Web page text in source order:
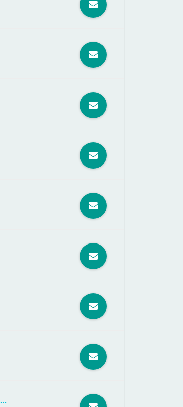
Franco de Camargo - Advocacia e Consultoria Trabalhista e Previdenciária (Inss)